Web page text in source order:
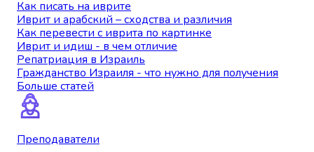
Как писать на иврите
Иврит и арабский – сходства и различия
Как перевести с иврита по картинке
Иврит и идиш - в чем отличие
Репатриация в Израиль
Гражданство Израиля - что нужно для получения
Больше статей
Преподаватели